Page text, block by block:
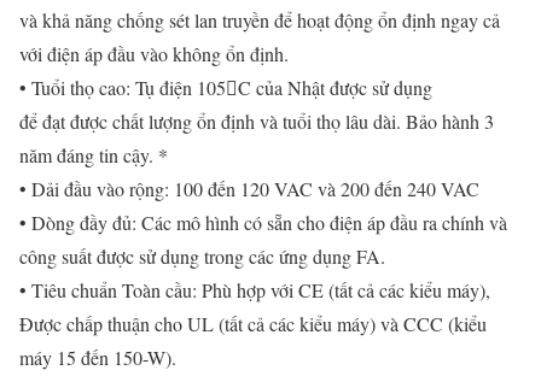
và khả năng chống sét lan truyền để hoạt động ổn định ngay cả
với điện áp đầu vào không ổn định.
• Tuổi thọ cao: Tụ điện 105C của Nhật được sử dụng
để đạt được chất lượng ổn định và tuổi thọ lâu dài. Bảo hành 3
năm đáng tin cậy. *
• Dải đầu vào rộng: 100 đến 120 VAC và 200 đến 240 VAC
• Dòng đầy đủ: Các mô hình có sẵn cho điện áp đầu ra chính và
công suất được sử dụng trong các ứng dụng FA.
• Tiêu chuẩn Toàn cầu: Phù hợp với CE (tất cả các kiểu máy),
Được chấp thuận cho UL (tất cả các kiểu máy) và CCC (kiểu
máy 15 đến 150-W).